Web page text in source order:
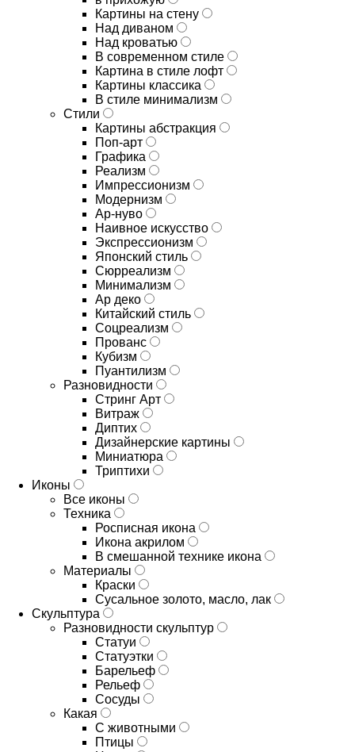
Картины на стену
Над диваном
Над кроватью
В современном стиле
Картина в стиле лофт
Картины классика
В стиле минимализм
Стили
Картины абстракция
Поп-арт
Графика
Реализм
Импрессионизм
Модернизм
Ар-нуво
Наивное искусство
Экспрессионизм
Японский стиль
Сюрреализм
Минимализм
Ар деко
Китайский стиль
Соцреализм
Прованс
Кубизм
Пуантилизм
Разновидности
Стринг Арт
Витраж
Диптих
Дизайнерские картины
Миниатюра
Триптихи
Иконы
Все иконы
Техника
Росписная икона
Икона акрилом
В смешанной технике икона
Материалы
Краски
Сусальное золото, масло, лак
Скульптура
Разновидности скульптур
Статуи
Статуэтки
Барельеф
Рельеф
Сосуды
Какая
С животными
Птицы